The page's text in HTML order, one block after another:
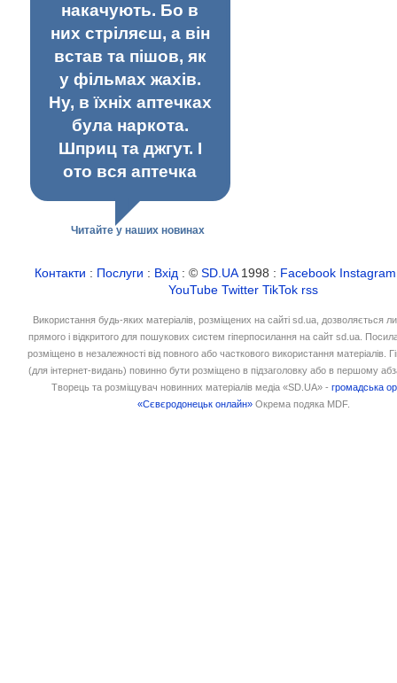
накачують. Бо в
них стріляєш, а він
встав та пішов, як
у фільмах жахів.
Ну, в їхніх аптечках
була наркота.
Шприц та джгут. І
ото вся аптечка
Читайте у наших новинах
Контакти : Послуги : Вхід : ©SD.UA1998 : Facebook Instagram
YouTube Twitter TikTok rss
Використання будь-яких матеріалів, розміщених на сайті sd.ua, дозволяється
прямого і відкритого для пошукових систем гіперпосилання на сайт sd.ua.
розміщено в незалежності від повного або часткового використання матеріалів.
(для інтернет-видань) повинно бути розміщено в підзаголовку або в першому
Творець та розміщувач новинних матеріалів медіа «SD.UA» -громадська
«Сєвєродонецьк онлайн» Окрема подяка MDF.